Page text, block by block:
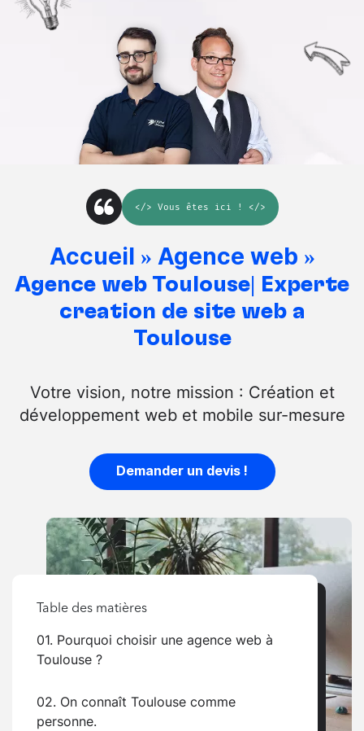
</> Vous êtes ici ! </>
Accueil » Agence web »
Agence web Toulouse| Experte
création de site web à
Toulouse
Votre vision, notre mission : Création et
développement web et mobile sur-mesure
Demander un devis !
Table des matières
01. Pourquoi choisir une agence web à
Toulouse ?
02. On connaît Toulouse comme
personne.